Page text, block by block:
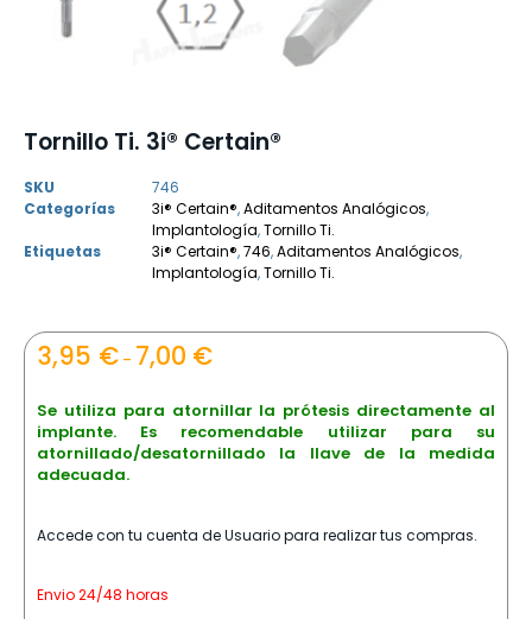
Tornillo Ti. 3i® Certain®
SKU
746
Categorías
3i® Certain®,Aditamentos Analógicos,
Implantología,Tornillo Ti.
Etiquetas
3i® Certain®,746,Aditamentos Analógicos,
Implantología,Tornillo Ti.
3,95 €– 7,00 €
Se utiliza para atornillar la prótesis directamente al
implante. Es recomendable utilizar para su
atornillado/desatornillado la llave de la medida
adecuada.
Accede con tu cuenta de Usuario para realizar tus compras.
Envio 24/48 horas